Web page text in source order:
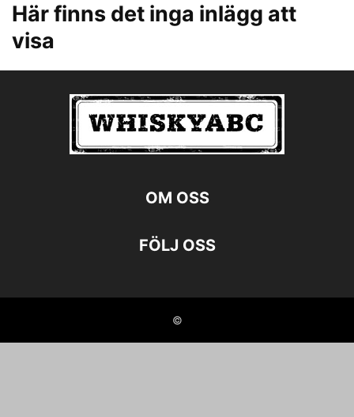
Här finns det inga inlägg att
visa
OM OSS
FÖLJ OSS
©